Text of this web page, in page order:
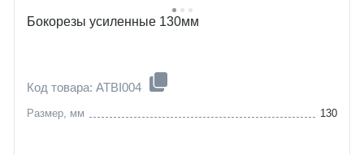
Бокорезы усиленные 130мм
Код товара: ATBI004
Размер, мм 130